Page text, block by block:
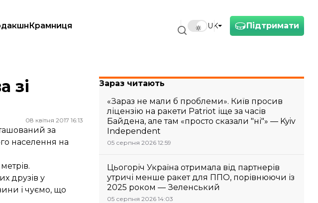
Підтримати
UK
Крамниця
зі
08 квітня 2017 16:13
за
населення на
друзів у
і чуємо, що
Зараз читають
«Зараз не мали б проблеми». Київ просив
ліцензію на ракети Patriot іще за часів
Байдена, але там «просто сказали "ні"» — Kyiv
Independent
05 серпня 2026 12:59
Цьогоріч Україна отримала від партнерів
утричі менше ракет для ППО, порівнюючи із
2025 роком — Зеленський
05 серпня 2026 14:03